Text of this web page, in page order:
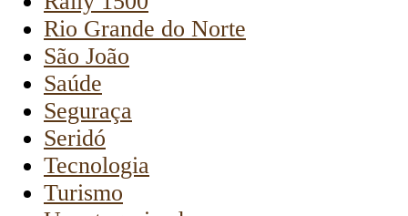
Rio Grande do Norte
São João
Saúde
Seguraça
Seridó
Tecnologia
Turismo